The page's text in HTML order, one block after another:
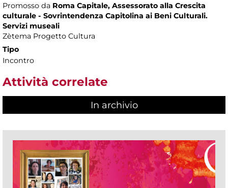
Promosso da Roma Capitale, Assessorato alla Crescita
culturale - Sovrintendenza Capitolina ai Beni Culturali.
Servizi museali
Zètema Progetto Cultura
Tipo
Incontro
Attività correlate
In archivio